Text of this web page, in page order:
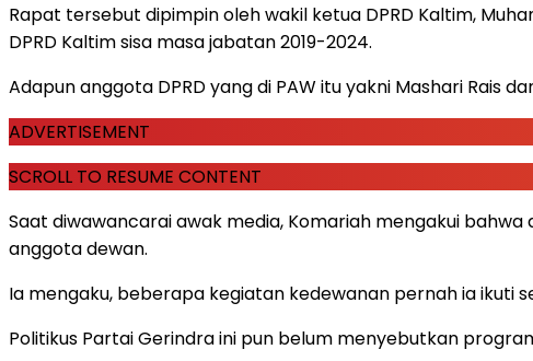
Rapat tersebut dipimpin oleh wakil ketua DPRD Kaltim,
DPRD Kaltim sisa masa jabatan 2019-2024.
Adapun anggota DPRD yang di PAW itu yakni Mashari Rais
ADVERTISEMENT
SCROLL TO RESUME CONTENT
Saat diwawancarai awak media, Komariah mengakui
anggota dewan.
Ia mengaku, beberapa kegiatan kedewanan pernah ia ikuti
Politikus Partai Gerindra ini pun belum menyebutkan